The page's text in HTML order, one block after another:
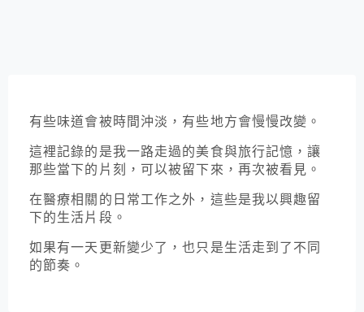
有些味道會被時間沖淡，有些地方會慢慢改變。
這裡記錄的是我一路走過的美食與旅行記憶，讓
那些當下的片刻，可以被留下來，再次被看見。
在醫療相關的日常工作之外，這些是我以興趣留
下的生活片段。
如果有一天更新變少了，也只是生活走到了不同
的節奏。